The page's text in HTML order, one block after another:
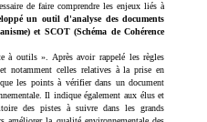
de faire comprendre les enjeux liés à
un outil d'analyse des documents
et SCOT (Schéma de Cohérence
à outils ». Après avoir rappelé les règles
notamment celles relatives à la prise en
les points à vérifier dans un document
Il indique également aux élus et
des pistes à suivre dans les grands